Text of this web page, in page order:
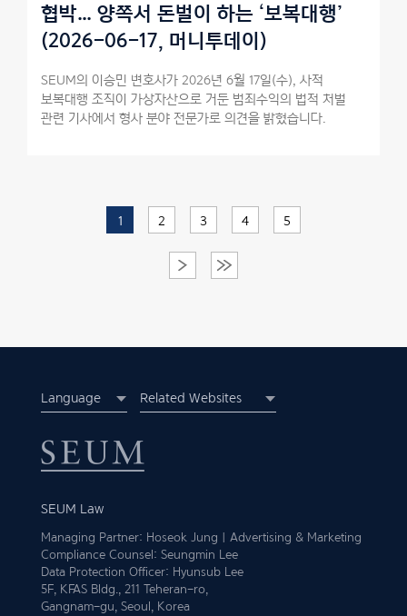
협박… 양쪽서 돈벌이 하는 ‘보복대행’
(2026-06-17, 머니투데이)
SEUM의 이승민 변호사가 2026년 6월 17일(수), 사적
보복대행 조직이 가상자산으로 거둔 범죄수익의 법적 처벌
관련 기사에서 형사 분야 전문가로 의견을 밝혔습니다.
1 2 3 4 5
Language Related Websites
SEUM Law
Managing Partner: Hoseok Jung | Advertising & Marketing
Compliance Counsel: Seungmin Lee
Data Protection Officer: Hyunsub Lee
5F, KFAS Bldg., 211 Teheran-ro,
Gangnam-gu, Seoul, Korea